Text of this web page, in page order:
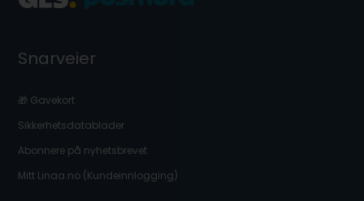
Snarveier
🎁 Gavekort
Sikkerhetsdatablader
Abonnere på nyhetsbrevet
Mitt Linaa.no (Kundeinnlogging)